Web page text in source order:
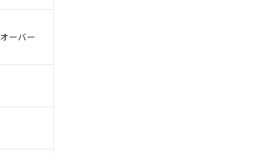
ーバー
了承ください。
き作成されるも
をご了承くださ
です。
ありません。
です。
ず変更すること
1000ppm以下、
下、フタル酸ジブチ
) : 1000ppm、
可)を取得する
要な手段を講じ